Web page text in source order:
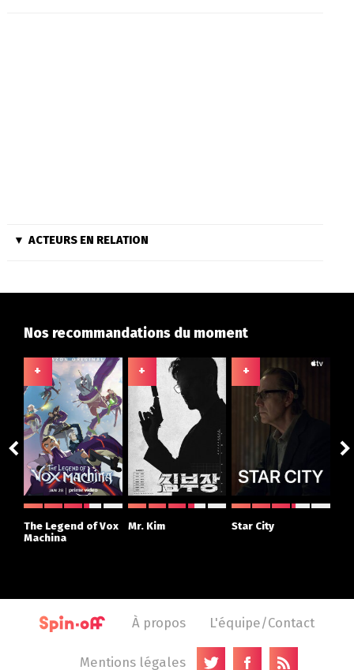
ACTEURS EN RELATION
Nos recommandations du moment
+
The Legend of Vox
Machina
+
Mr. Kim
+
Star City
À propos L'équipe/Contact
Mentions légales